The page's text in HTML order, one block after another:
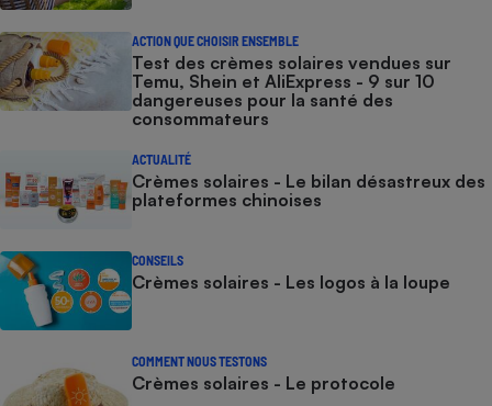
ACTION QUE CHOISIR ENSEMBLE
Test des crèmes solaires vendues sur
Temu, Shein et AliExpress - 9 sur 10
dangereuses pour la santé des
consommateurs
ACTUALITÉ
Crèmes solaires - Le bilan désastreux des
plateformes chinoises
CONSEILS
Crèmes solaires - Les logos à la loupe
COMMENT NOUS TESTONS
Crèmes solaires - Le protocole